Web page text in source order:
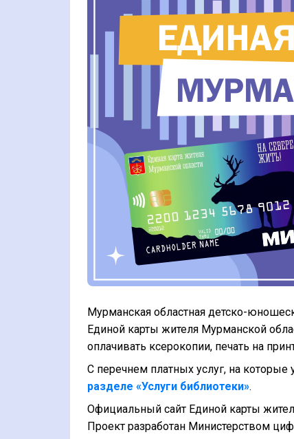
Мурманская областная детско-
Единой карты жителя Мурманской
оплачивать ксерокопии, печать на
С перечнем платных услуг, на
разделе «Услуги библиотеки».
Официальный сайт Единой карты
Проект разработан Министерством